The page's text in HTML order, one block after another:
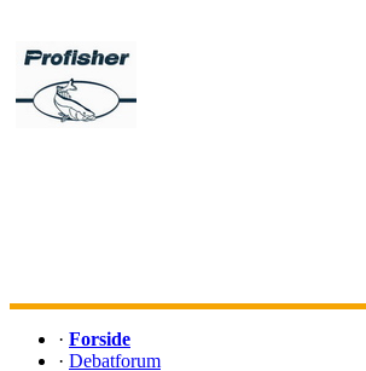
· Forside
· Debatforum